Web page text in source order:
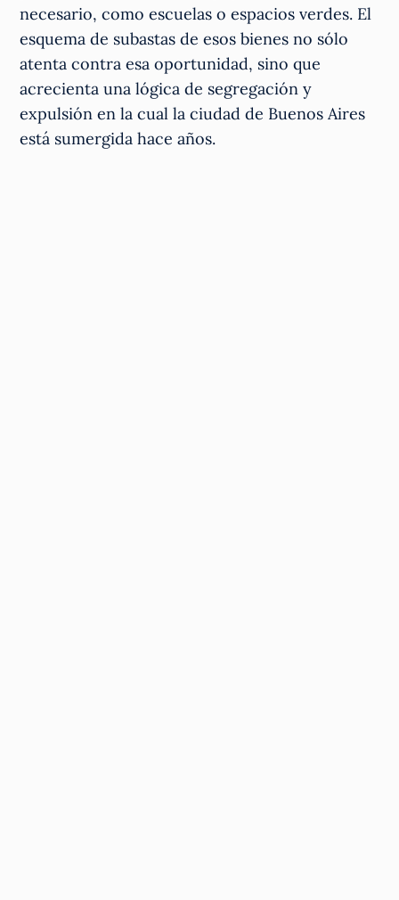
necesario, como escuelas o espacios verdes. El
esquema de subastas de esos bienes no sólo
atenta contra esa oportunidad, sino que
acrecienta una lógica de segregación y
expulsión en la cual la ciudad de Buenos Aires
está sumergida hace años.